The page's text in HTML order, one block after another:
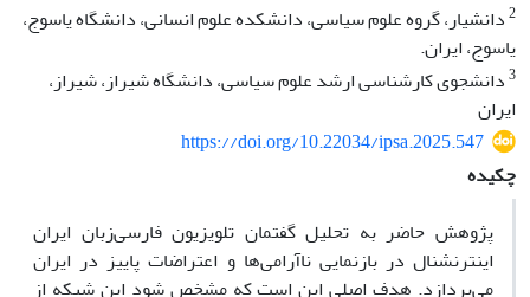
2دانشیار، گروه علوم سیاسی، دانشکده علوم انسانی، دانشگاه یاسوج،
یاسوج، ایران.
3دانشجوی کارشناسی ارشد علوم سیاسی، دانشگاه شیراز، شیراز،
ایران
https://doi.org/10.22034/ipsa.2025.547
چکیده
پژوهش حاضر به تحلیل گفتمان تلویزیون فارسی‌زبان ایران
اینترنشنال در بازنمایی ناآرامی‌ها و اعتراضات پاییز در ایران
می‌پردازد. هدف اصلی این است که مشخص شود این شبکه از